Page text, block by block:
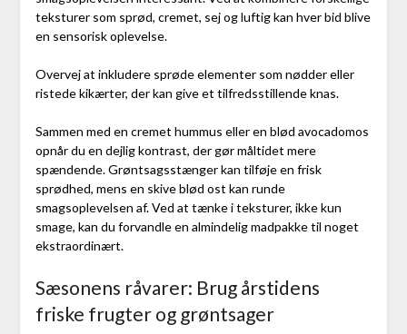
teksturer som sprød, cremet, sej og luftig kan hver bid blive
en sensorisk oplevelse.
Overvej at inkludere sprøde elementer som nødder eller
ristede kikærter, der kan give et tilfredsstillende knas.
Sammen med en cremet hummus eller en blød avocadomos
opnår du en dejlig kontrast, der gør måltidet mere
spændende. Grøntsagsstænger kan tilføje en frisk
sprødhed, mens en skive blød ost kan runde
smagsoplevelsen af. Ved at tænke i teksturer, ikke kun
smage, kan du forvandle en almindelig madpakke til noget
ekstraordinært.
Sæsonens råvarer: Brug årstidens
friske frugter og grøntsager